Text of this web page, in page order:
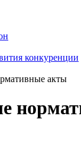
конкуренции
акты